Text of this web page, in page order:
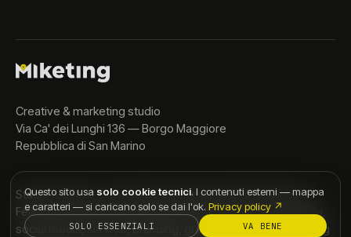
Creative & marketing studio
Via Ca' dei Lunghi 136 — Borgo Maggiore
Repubblica di San Marino
Studio creativo e di marketing, agenzia dal 2015. Michael
Felici lavora nella comunicazione dal 2010. Video, fotografia,
social media, siti web, branding, grafica, stampa, advertising
Questo sito usa solo cookie tecnici. I contenuti esterni — mappa
e caratteri — si caricano solo se dai l'ok.Privacy policy ↗
SOLO ESSENZIALI VA BENE